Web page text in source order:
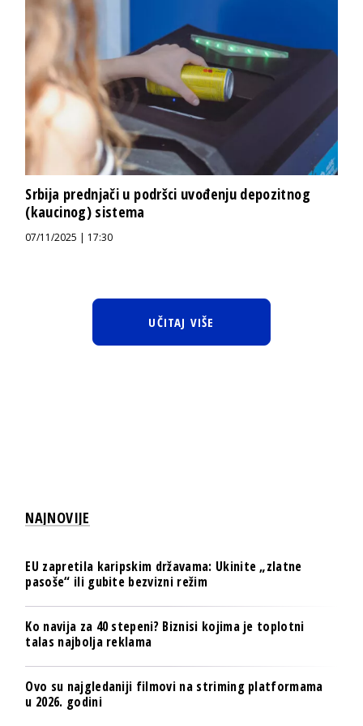
Srbija prednjači u podršci uvođenju depozitnog
(kaucinog) sistema
07/11/2025 | 17:30
UČITAJ VIŠE
NAJNOVIJE
EU zapretila karipskim državama: Ukinite „zlatne
pasoše“ ili gubite bezvizni režim
Ko navija za 40 stepeni? Biznisi kojima je toplotni
talas najbolja reklama
Ovo su najgledaniji filmovi na striming platformama
u 2026. godini